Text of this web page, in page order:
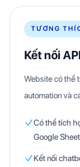
TƯƠNG
Kết nối
Website có thể
automation và
Có thể tích
Google
Kết nối